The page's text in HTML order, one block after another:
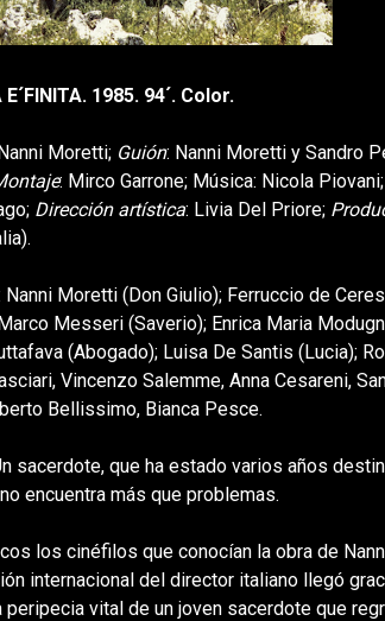
E´FINITA. 1985. 94´. Color.
Moretti; Guión: Nanni Moretti y Sandro
: Mirco Garrone; Música: Nicola Piovani;
Dirección artística: Livia Del Priore;
Nanni Moretti (Don Giulio); Ferruccio de
Messeri (Saverio); Enrica Maria
(Abogado); Luisa De Santis (Lucia);
Vincenzo Salemme, Anna Cesareni,
Bellissimo, Bianca Pesce.
sacerdote, que ha estado varios años
encuentra más que problemas.
los cinéfilos que conocían la obra de
internacional del director italiano llegó
vital de un joven sacerdote que